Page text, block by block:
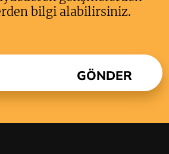
bilgi alabilirsiniz.